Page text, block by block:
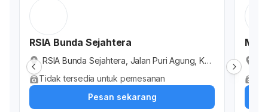
RSIA Bunda Sejahtera
RSIA Bunda Sejahtera, Jalan Puri Agung, Kut
a Baru, Kabupaten Tangerang, Banten, Indo
nesia
Tidak tersedia untuk pemesanan
Pesan sekarang